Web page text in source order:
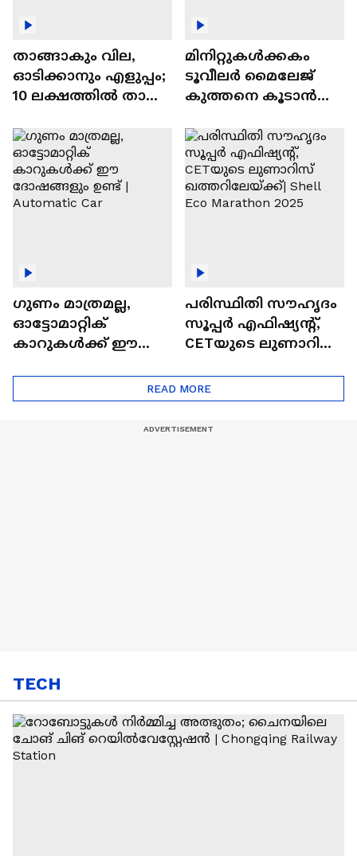
താങ്ങാകും വില,
ഓടിക്കാനും എളുപ്പം;
10 ലക്ഷത്തിൽ താഴെ
ഓട്ടോമാറ്റിക്ക്
എസ്‍യുവികൾ
മിനിറ്റുകൾക്കകം
ടൂവീലർ മൈലേജ്
കുത്തനെ കൂടാൻ
ഗുണം മാത്രമല്ല,
ഓട്ടോമാറ്റിക്
കാറുകൾക്ക് ഈ
പരിസ്ഥിതി സൗഹൃദം
സൂപ്പർ എഫിഷ്യന്റ്,
CETയുടെ ലുണാറിസ്
Eco Marathon 2025
READ MORE
TECH